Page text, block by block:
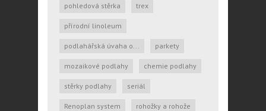
pohledová stěrka trex
přírodní linoleum
podlahářská úvaha o... parkety
mozaikové podlahy chemie podlahy
stěrky podlahy seriál
Renoplan system rohožky a rohože